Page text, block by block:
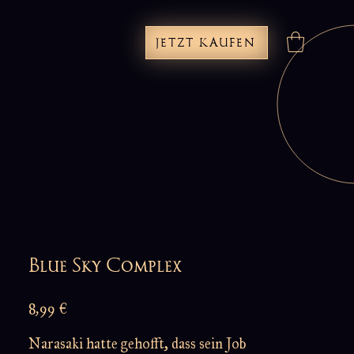
JETZT KAUFEN
Blue Sky Complex
8,99 €
Narasaki hatte gehofft, dass sein Job